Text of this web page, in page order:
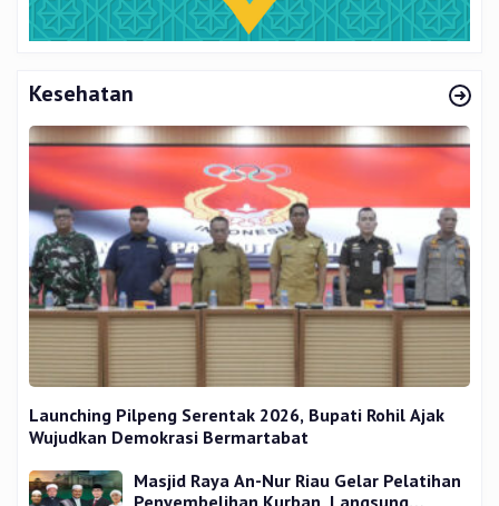
Kesehatan
Launching Pilpeng Serentak 2026, Bupati Rohil Ajak
Wujudkan Demokrasi Bermartabat
Masjid Raya An-Nur Riau Gelar Pelatihan
Penyembelihan Kurban, Langsung